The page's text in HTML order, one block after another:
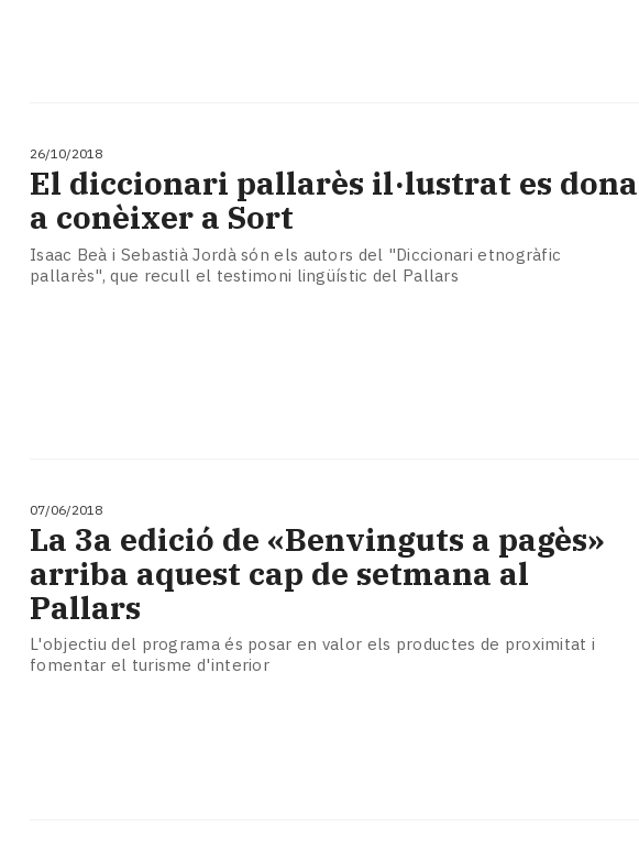
26/10/2018
El diccionari pallarès il·lustrat es dona
a conèixer a Sort
Isaac Beà i Sebastià Jordà són els autors del "Diccionari etnogràfic
pallarès", que recull el testimoni lingüístic del Pallars
07/06/2018
La 3a edició de «Benvinguts a pagès»
arriba aquest cap de setmana al
Pallars
L'objectiu del programa és posar en valor els productes de proximitat i
fomentar el turisme d'interior